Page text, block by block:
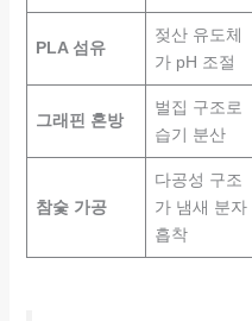
PLA 섬유
젖산 유도체
가 pH 조절
그래핀 혼방
벌집 구조로
습기 분산
참숯 가공
다공성 구조
가 냄새 분자
흡착